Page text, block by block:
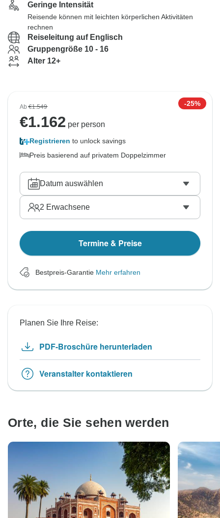
Geringe Intensität
Reisende können mit leichten körperlichen Aktivitäten
rechnen
Reiseleitung auf Englisch
Gruppengröße 10 - 16
Alter 12+
Ab€1.549 -25%
€1.162 per person
Registrieren to unlock savings
Preis basierend auf privatem Doppelzimmer
Datum auswählen
2 Erwachsene
Termine & Preise
Bestpreis-Garantie Mehr erfahren
Planen Sie Ihre Reise:
PDF-Broschüre herunterladen
Veranstalter kontaktieren
Orte, die Sie sehen werden